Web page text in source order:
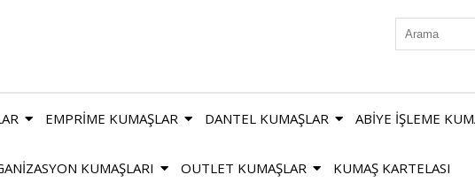
EMPRİME KUMAŞLAR DANTEL KUMAŞLAR ABİYE İŞLEME
KUMAŞLARI OUTLET KUMAŞLAR KUMAŞ KARTELASI